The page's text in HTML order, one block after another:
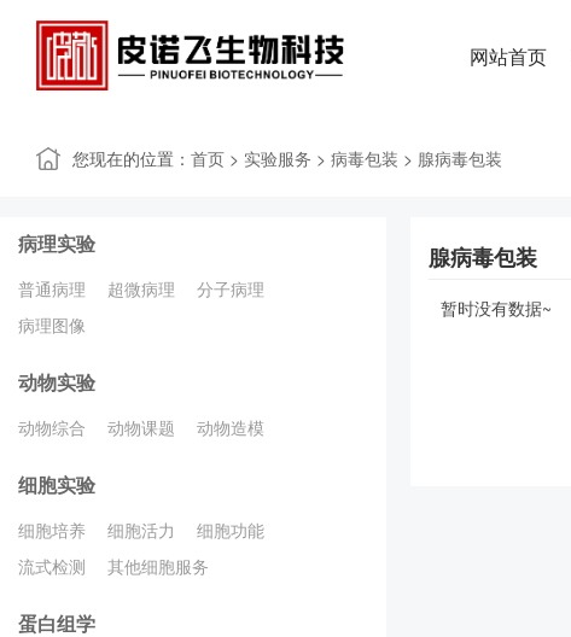
网站首页
您现在的位置： 首页 > 实验服务 > 病毒包装 > 腺病毒包装
病理实验
普通病理 超微病理
分子病理
病理图像
动物实验
动物综合 动物课题 动物造模
细胞实验
细胞培养 细胞活力
细胞功能
流式检测
其他细胞服务
蛋白组学
腺病毒包装
暂时没有数据~